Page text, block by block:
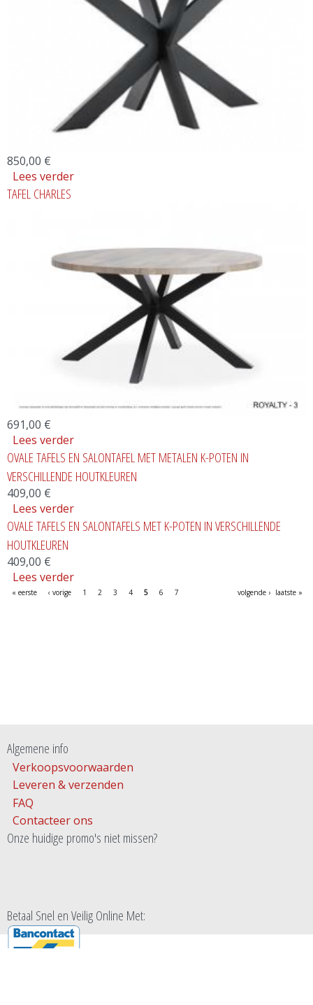
850,00 €
Lees verder
TAFEL CHARLES
691,00 €
Lees verder
OVALE TAFELS EN SALONTAFEL MET METALEN K-POTEN IN
VERSCHILLENDE HOUTKLEUREN
409,00 €
Lees verder
METALEN K-POTEN IN VERSCHILLENDE
OVALE TAFELS EN SALONTAFELS MET K-POTEN IN VERSCHILLENDE
HOUTKLEUREN
409,00 €
Lees verder
K-POTEN IN VERSCHILLENDE
Pagina's
« eerste ‹ vorige 1 2 3 4 5 6 7 volgende › laatste »
Algemene info
Verkoopsvoorwaarden
Leveren & verzenden
FAQ
Contacteer ons
Onze huidige promo's niet missen?
Betaal Snel en Veilig Online Met: